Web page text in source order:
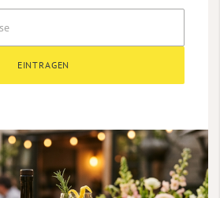
EINTRAGEN